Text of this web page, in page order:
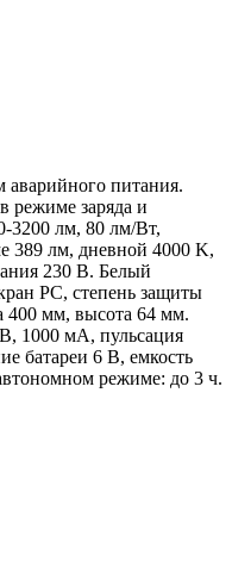
аварийного питания.
режиме заряда и
3200 лм, 80 лм/Вт,
389 лм, дневной 4000 K,
230 В. Белый
PC, степень защиты
400 мм, высота 64 мм.
1000 мА, пульсация
батареи 6 В, емкость
режиме: до 3 ч.